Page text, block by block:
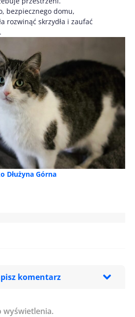
bezpiecznego domu,
rozwinąć skrzydła i zaufać
Dłużyna Górna
komentarz
wyświetlenia.